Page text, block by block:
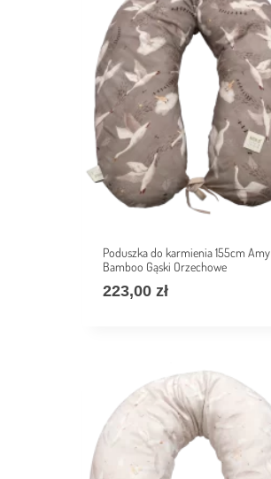
Poduszka do karmienia 155cm Amy
Bamboo Gąski Orzechowe
223,00 zł